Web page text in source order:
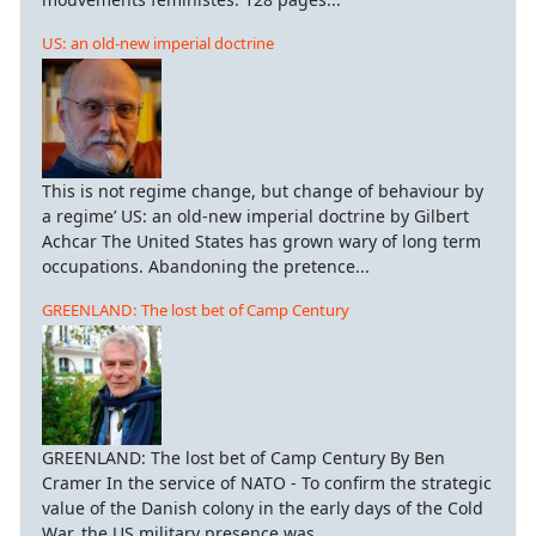
US: an old-new imperial doctrine
This is not regime change, but change of behaviour by
a regime’ US: an old-new imperial doctrine by Gilbert
Achcar The United States has grown wary of long term
occupations. Abandoning the pretence...
GREENLAND: The lost bet of Camp Century
GREENLAND: The lost bet of Camp Century By Ben
Cramer In the service of NATO - To confirm the strategic
value of the Danish colony in the early days of the Cold